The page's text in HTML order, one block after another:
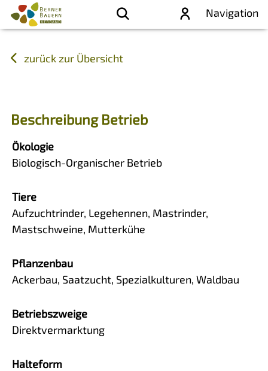
Navigation
zurück zur Übersicht
Beschreibung Betrieb
Ökologie
Biologisch-Organischer Betrieb
Tiere
Aufzuchtrinder, Legehennen, Mastrinder,
Mastschweine, Mutterkühe
Pflanzenbau
Ackerbau, Saatzucht, Spezialkulturen, Waldbau
Betriebszweige
Direktvermarktung
Halteform